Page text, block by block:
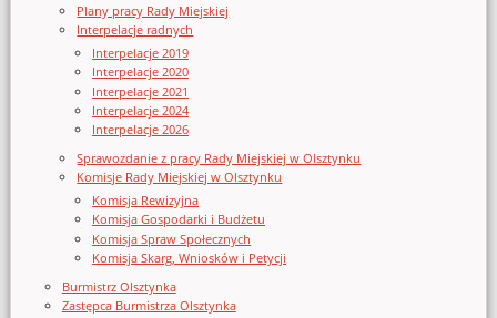
Plany pracy Rady Miejskiej
Interpelacje radnych
Interpelacje 2019
Interpelacje 2020
Interpelacje 2021
Interpelacje 2024
Interpelacje 2026
Sprawozdanie z pracy Rady Miejskiej w Olsztynku
Komisje Rady Miejskiej w Olsztynku
Komisja Rewizyjna
Komisja Gospodarki i Budżetu
Komisja Spraw Społecznych
Komisja Skarg, Wniosków i Petycji
Burmistrz Olsztynka
Zastępca Burmistrza Olsztynka